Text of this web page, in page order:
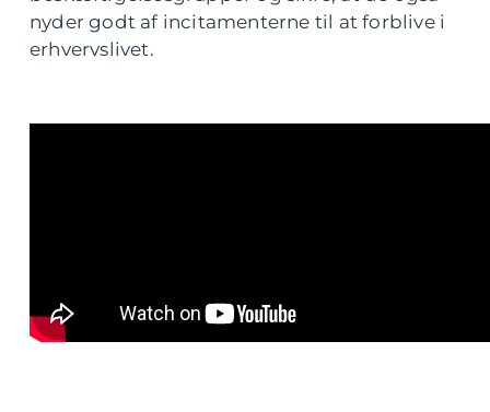
nyder godt af incitamenterne til at forblive i
erhvervslivet.